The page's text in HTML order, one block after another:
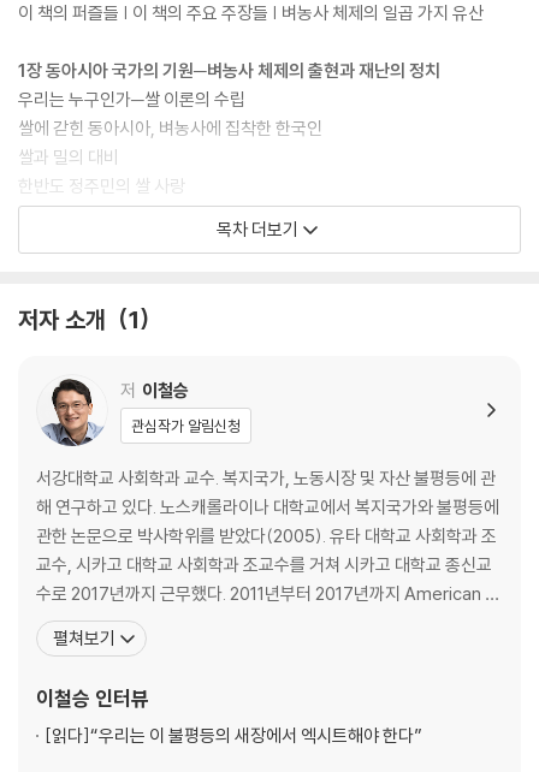
이 책의 퍼즐들 | 이 책의 주요 주장들 | 벼농사 체제의 일곱 가지 유산
1장 동아시아 국가의 기원─벼농사 체제의 출현과 재난의 정치
우리는 누구인가─쌀 이론의 수립
쌀에 갇힌 동아시아, 벼농사에 집착한 한국인
쌀과 밀의 대비
한반도 정주민의 쌀 사랑
쌀밥과 빵의 정치경제학
고대 및 전근대 국가 최악의 재난─가뭄
복합재난─정치 변동의 촉매제
나가며─쌀, 재난, 동아시아의 국가
2장 벼농사 생산체제와 협업-관계 자본의 탄생
벼농사와 평등한 협업 시스템의 출현
벼농사의 공동노동 시스템
협력과 경쟁의 이중주
벼농사 문화의 지속
벼농사 마을의 비교, 질시, 행복
협업과 불신이 공존하는 벼농사 마을의 신뢰 구조
벼농사 체제의 현대로의 이식─연공에 따른 숙련 상승 가설과 표준화 가설
동아시아 마을, 협업의 장인들
목차 더보기
저자 소개 1
저 이철승
관심작가 알림신청
서강대학교 사회학과 교수. 복지국가, 노동시장 및 자산 불평등에 관
해 연구하고 있다. 노스캐롤라이나 대학교에서 복지국가와 불평등에
관한 논문으로 박사학위를 받았다(2005). 유타 대학교 사회학과 조
교수, 시카고 대학교 사회학과 조교수를 거쳐 시카고 대학교 종신교
수로 2017년까지 근무했다. 2011년부터 2017년까지 American J
ournal of Sociology 부편집장으로 일했다. 2011년과 2012년 전
미사회학협회 불평등과 사회이동, 정치사회학, 발전사회학, 노동사
ological Re
펼쳐보기
이철승 인터뷰
[읽다]“우리는 이 불평등의 새장에서 엑시트해야 한다”